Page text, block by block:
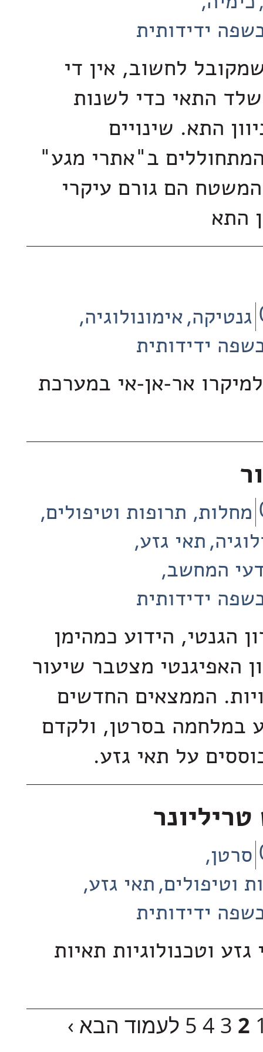
ידידותית
לחשוב, אין די
התאי כדי לשנות
התא. שינויים
המתחוללים ב"אתרי מגע"
הם גורם עיקרי
התא
גנטיקה אימונולוגיה
ידידותית
אר-אן-אי במערכת
מחלות, תרופות וטיפולים
תאי גזע
המחשב
ידידותית
הגנטי, הידוע כמהימן
האפיגנטי מצטבר שיעור
הממצאים החדשים
במלחמה בסרטן, ולקדם
על תאי גזע.
סרטן
וטיפולים תאי גזע
ידידותית
וטכנולוגיות תאיות
2
3
4
5 לעמוד הבא ›